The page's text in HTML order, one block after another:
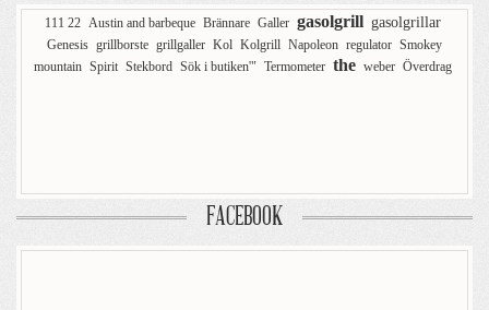
111 22 Austin and barbeque Brännare Galler gasolgrill gasolgrillar
Genesis grillborste grillgaller Kol Kolgrill Napoleon regulator Smokey
mountain Spirit Stekbord Sök i butiken'" Termometer the weber Överdrag
FACEBOOK